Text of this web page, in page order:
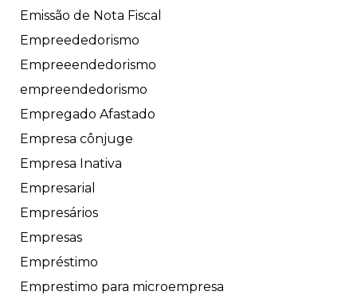
Emissão de Nota Fiscal
Empreededorismo
Empreeendedorismo
empreendedorismo
Empregado Afastado
Empresa cônjuge
Empresa Inativa
Empresarial
Empresários
Empresas
Empréstimo
Emprestimo para microempresa